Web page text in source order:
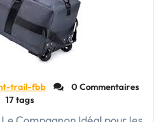
trail-fbb
0 Commentaires
17 tags